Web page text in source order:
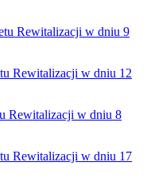
Rewitalizacji w dniu 9
Rewitalizacji w dniu 12
Rewitalizacji w dniu 8
Rewitalizacji w dniu 17